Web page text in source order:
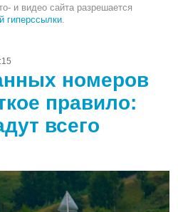
и видео сайта разрешается
гиперссылки.
номеров
правило:
всего